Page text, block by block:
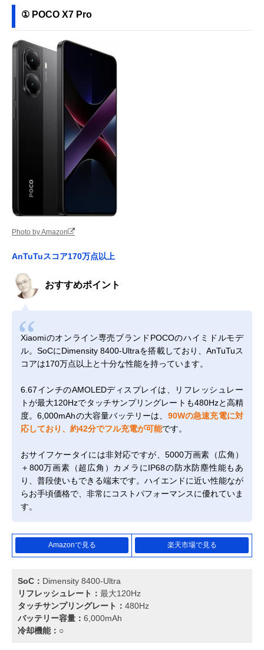
① POCO X7 Pro
Photo by Amazon
AnTuTuスコア170万点以上
おすすめポイント
Xiaomiのオンライン専売ブランドPOCOのハイミドルモデ
ル。SoCにDimensity 8400-Ultraを搭載しており、AnTuTuス
コアは170万点以上と十分な性能を持っています。
6.67インチのAMOLEDディスプレイは、リフレッシュレー
トが最大120Hzでタッチサンプリングレートも480Hzと高精
度。6,000mAhの大容量バッテリーは、 90Wの急速充電に対
応しており、約42分でフル充電が可能です。
おサイフケータイには非対応ですが、5000万画素（広角）
＋800万画素（超広角）カメラにIP68の防水防塵性能もあ
り、普段使いもできる端末です。ハイエンドに近い性能なが
らお手頃価格で、非常にコストパフォーマンスに優れていま
す。
Amazonで見る 楽天市場で見る
SoC： Dimensity 8400-Ultra
リフレッシュレート： 最大120Hz
タッチサンプリングレート： 480Hz
バッテリー容量： 6,000mAh
冷却機能： ○